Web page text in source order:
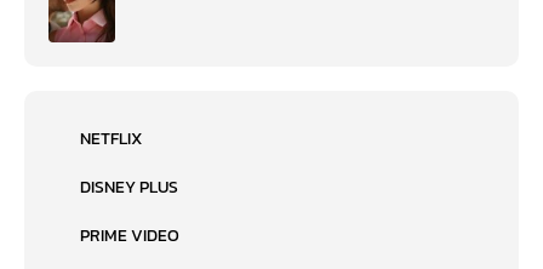
NETFLIX
DISNEY PLUS
PRIME VIDEO